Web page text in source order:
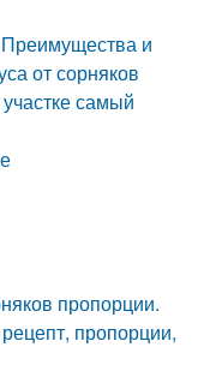
Преимущества и
от сорняков
самый
пропорции.
пропорции,